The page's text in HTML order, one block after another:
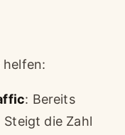
helfen:
: Bereits
die Zahl